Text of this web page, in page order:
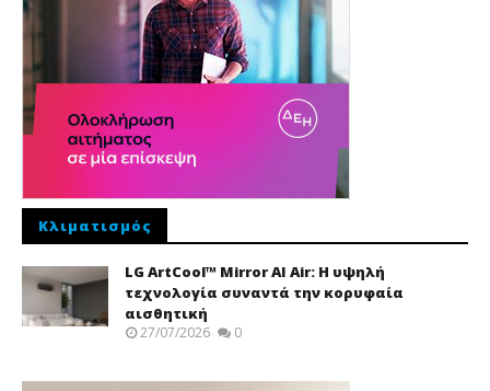
Κλιματισμός
LG ArtCool™ Mirror AI Air: Η υψηλή
τεχνολογία συναντά την κορυφαία
αισθητική
27/07/2026 0